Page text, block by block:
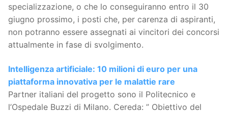
specializzazione, o che lo conseguiranno entro il 30
giugno prossimo, i posti che, per carenza di aspiranti,
non potranno essere assegnati ai vincitori dei concorsi
attualmente in fase di svolgimento.
Intelligenza artificiale: 10 milioni di euro per una
piattaforma innovativa per le malattie rare
Partner italiani del progetto sono il Politecnico e
l’Ospedale Buzzi di Milano. Cereda: ” Obiettivo del